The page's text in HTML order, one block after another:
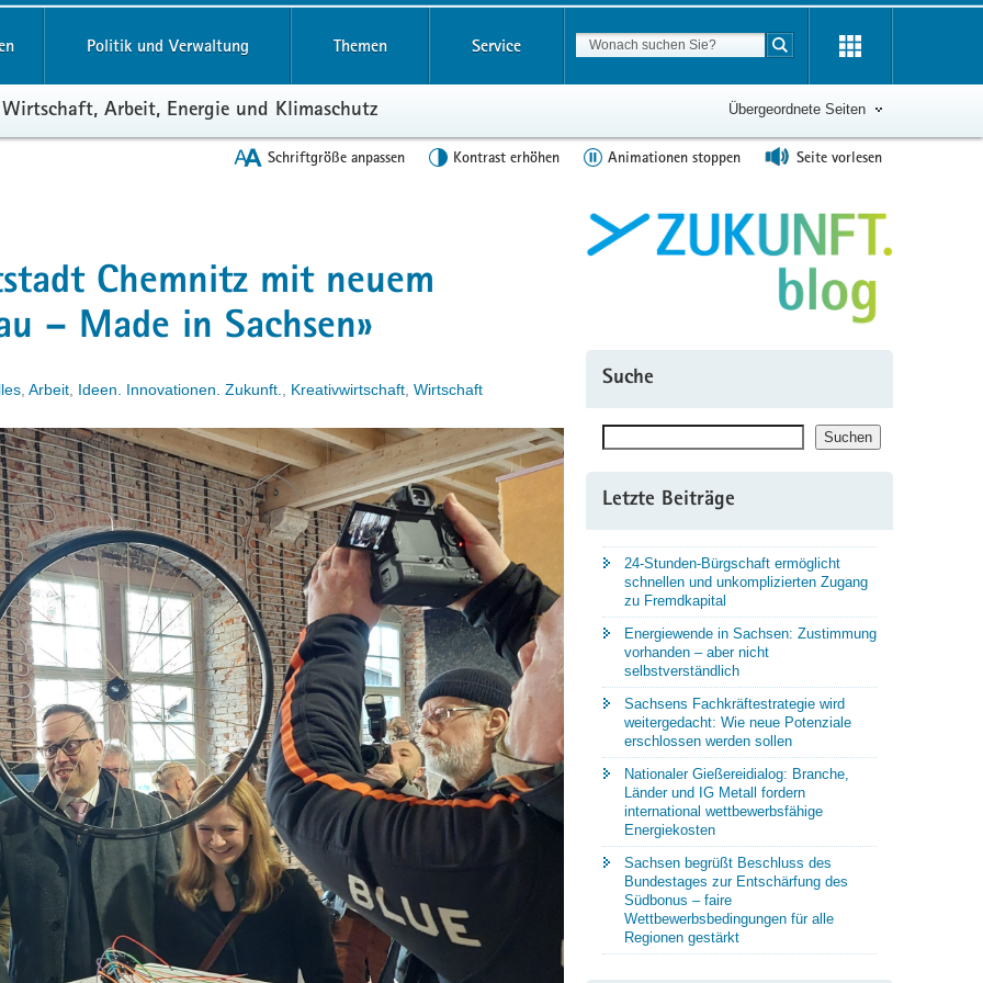
Politik und Verwaltung Themen Service Suchbegriff
Suche starten
Arbeit, Energie und Klimaschutz Übergeordnete Seiten
Schriftgröße anpassen Kontrast erhöhen Animationen stoppen Seite vorlesen
Chemnitz mit neuem
– Made in Sachsen»
Arbeit Ideen. Innovationen. Zukunft. Kreativwirtschaft Wirtschaft Suche
Suchen
Letzte Beiträge
24-Stunden-Bürgschaft ermöglicht
schnellen und unkomplizierten Zugang
zu Fremdkapital
Energiewende in Sachsen: Zustimmung
vorhanden – aber nicht
selbstverständlich
Sachsens Fachkräftestrategie wird
weitergedacht: Wie neue Potenziale
erschlossen werden sollen
Nationaler Gießereidialog: Branche,
Länder und IG Metall fordern
international wettbewerbsfähige
Energiekosten
Sachsen begrüßt Beschluss des
Bundestages zur Entschärfung des
Südbonus – faire
Wettbewerbsbedingungen für alle
Regionen gestärkt